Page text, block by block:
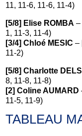
11, 11-6, 11-6, 11-4)
[5/8] Elise ROMBA –
1, 11-3, 11-4)
[3/4] Chloé MESIC –
11-2)
[5/8] Charlotte
8, 11-8, 11-8)
[2] Coline AUMARD
11-5, 11-9)
TABLEAU